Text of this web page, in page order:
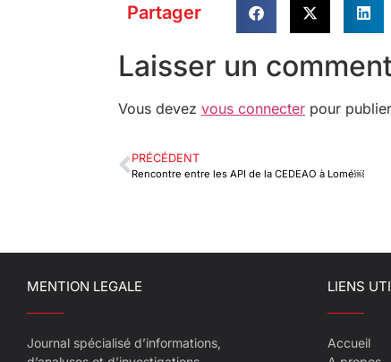
Partager
Laisser un
Vous devez vous connecter pour
PRÉCÉDENT
Rencontre entre les API de la CEDEAO à Lomé￼
MENTION LEGALE
Journal spécialisé d’informations,
LIENS
Accueil